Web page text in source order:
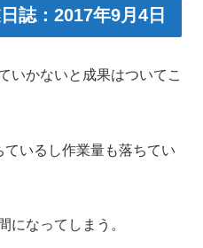
誌：2017年9月4日
いかないと成果はついてこ
いるし作業量も落ちてい
になってしまう。